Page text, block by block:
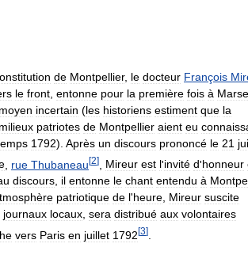
de Montpellier, le docteur François
le front entonne pour la première fois à
moyen incertain (les historiens estiment que la
milieux patriotes de Montpellier aient eu
1792). Après un discours prononcé le 21
rue Thubaneau[2] Mireur est l'invité d'honneur
discours, il entonne le chant entendu à
patriotique de l'heure, Mireur suscite
journaux locaux, sera distribué aux volontaires
vers Paris en juillet 1792 [3]